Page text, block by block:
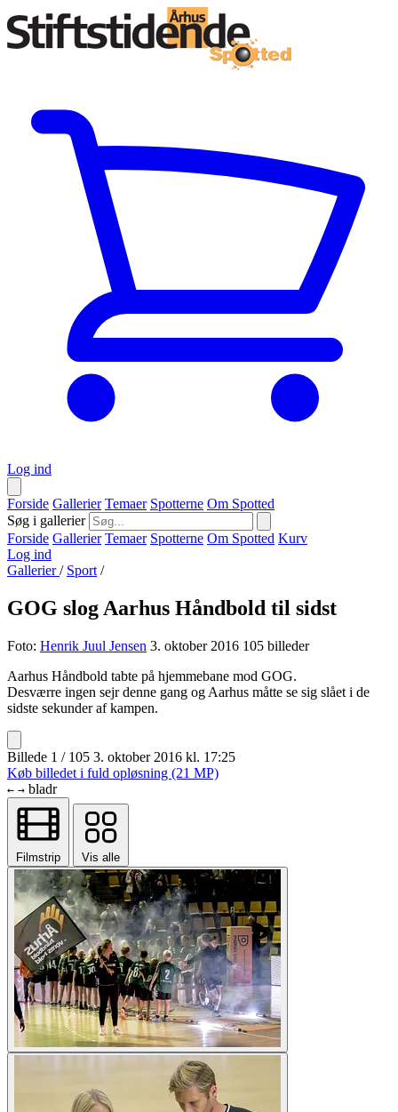
Log ind
Forside Gallerier Temaer Spotterne Om Spotted
Søg i gallerier
Forside Gallerier Temaer Spotterne Om Spotted Kurv
Log ind
Gallerier/ Sport /
GOG slog Aarhus Håndbold til sidst
Foto: Henrik Juul Jensen 3. oktober 2016 105 billeder
Aarhus Håndbold tabte på hjemmebane mod GOG.
Desværre ingen sejr denne gang og Aarhus måtte se sig slået i de
sidste sekunder af kampen.
Billede 1 / 105 3. oktober 2016 kl. 17:25
Køb billedet i fuld opløsning (21 MP)
← → bladr
Filmstrip Vis alle